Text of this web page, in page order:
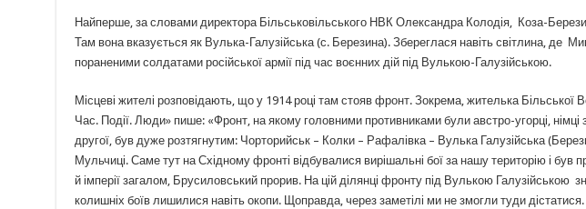
Найперше, за словами директора Більськовільського НВК Олександра Колодія, Коза-
Там вона вказується як Вулька-Галузійська (с. Березина). Збереглася навіть світлина, де
пораненими солдатами російської армії під час воєнних дій під Вулькою-Галузійською.
Місцеві жителі розповідають, що у 1914 році там стояв фронт. Зокрема, жителька Більської
Час. Події. Люди» пише: «Фронт, на якому головними противниками були австро-угорці, німці з
другої, був дуже розтягнутим: Чорторийськ – Колки – Рафалівка – Вулька Галузійська
Мульчиці. Саме тут на Східному фронті відбувалися вирішальні бої за нашу територію і був
й імперії загалом, Брусиловський прорив. На цій ділянці фронту під Вулькою Галузійською
колишніх боїв лишилися навіть окопи. Щоправда, через заметілі ми не змогли туди дістатися.